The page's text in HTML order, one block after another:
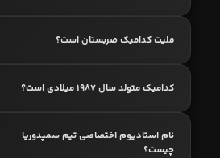
ملیت کدامیک صربستان است؟
کدامیک متولد سال 1987 میلادی است؟
نام استادیوم اختصاصی تیم سمپدوریا
چیست؟